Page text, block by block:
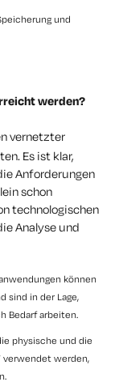
und
werden?
vernetzter
Es ist klar,
Anforderungen
schon
technologischen
Analyse und
können
sind in der Lage,
Bedarf arbeiten.
physische und die
verwendet werden,